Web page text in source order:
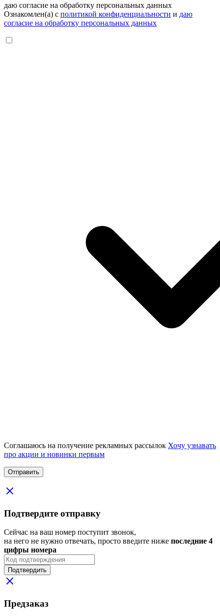
даю согласие на обработку персональных данных
Ознакомлен(а) с политикой конфиденциальности и даю
согласие на обработку персональных данных
Соглашаюсь на получение рекламных рассылок Хочу узнавать
про акции и новинки первым
Подтвердите отправку
Сейчас на ваш номер поступит звонок,
на него не нужно отвечать, просто введите ниже последние 4
цифры номера
Подтвердить
Предзаказ